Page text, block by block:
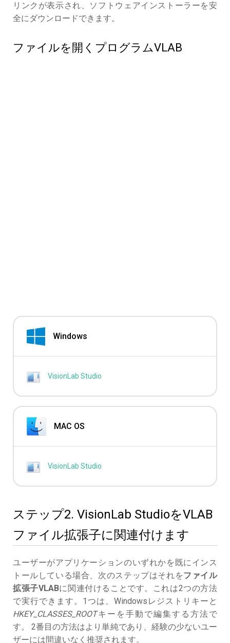
リンクが表示され、ソフトウェアインストーラーを安
全にダウンロードできます。
ファイルを開くプログラムVLAB
Windows
VisionLab Studio
MAC OS
VisionLab Studio
ステップ2. VisionLab StudioをVLAB
ファイル拡張子に関連付けます
ユーザーがアプリケーションのいずれかを既にインス
トールしている場合、次のステップはそれをファイル
拡張子VLABに関連付けることです。これは2つの方法
で実行できます。1つは、Windowsレジストリキーと
HKEY_CLASSES_ROOTキーを手動で編集する方法で
す。 2番目の方法はより単純であり、経験の少ないユー
ザーには間違いなく推奨されます。